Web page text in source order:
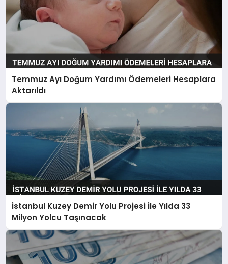
Temmuz Ayı Doğum Yardımı Ödemeleri Hesaplara
Aktarıldı
İstanbul Kuzey Demir Yolu Projesi İle Yılda 33
Milyon Yolcu Taşınacak